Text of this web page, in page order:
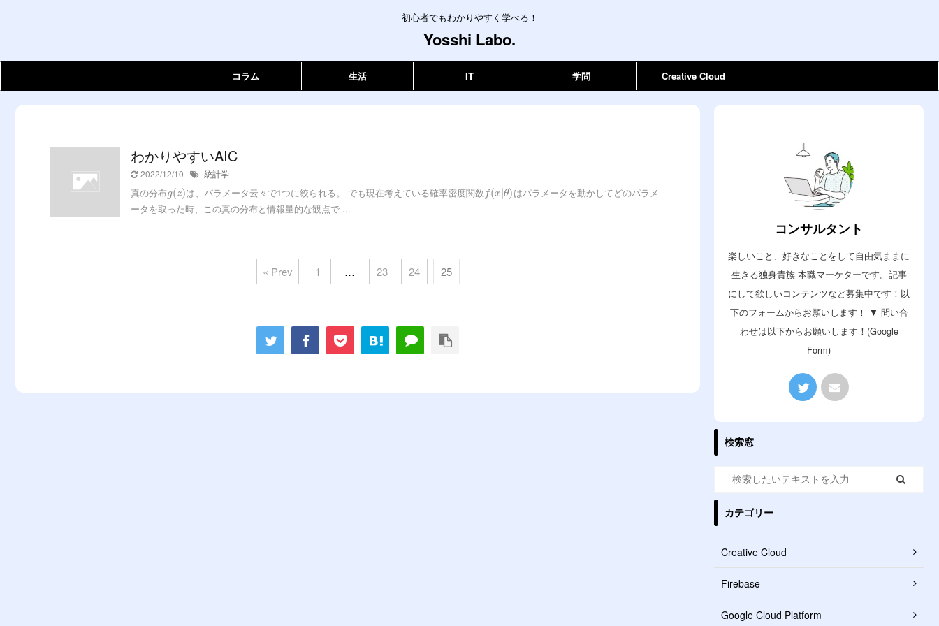
初心者でもわかりやすく学べる！
Yosshi Labo.
コラム 生活 IT 学問 Creative Cloud
わかりやすいAIC
2022/12/10 統計学
真の分布g(z)は、パラメータ云々で1つに絞られる。 でも現在考えている確率密度関数 f(x |θ)はパラメータを動かしてどのパラメ
ータを取った時、この真の分布と情報量的な観点で ...
« Prev 1 … 23 24 25
コンサルタント
楽しいこと、好きなことをして自由気ままに
生きる独身貴族 本職マーケターです。記事
にして欲しいコンテンツなど募集中です！以
下のフォームからお願いします！ ▼ 問い合
わせは以下からお願いします！(Google
Form)
検索窓
カテゴリー
Creative Cloud
Firebase
Google Cloud Platform